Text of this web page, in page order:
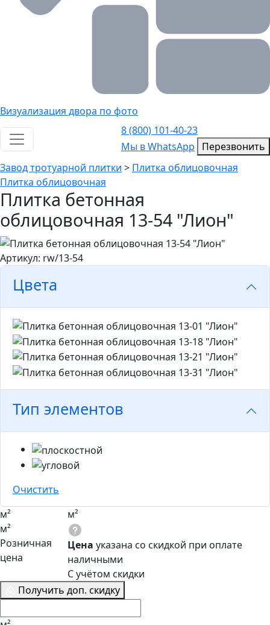
Визуализация двора по фото
Toggle navigation
8 (800) 101-40-23
Мы в WhatsApp
Мы в WhatsApp
Перезвонить
Завод тротуарной плитки > Плитка облицовочная
Плитка облицовочная
Плитка бетонная
облицовочная 13-54 "Лион"
Артикул: rw/13-54
Цвета
Тип элементов
Очистить
м²
м²
Розничная
цена
м²
Цена указана со скидкой при оплате
наличными
С учётом скидки
Получить доп. скидку